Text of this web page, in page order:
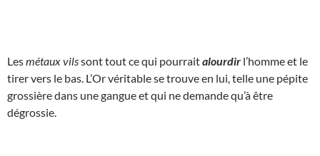
Lesmétaux vilssont tout ce qui pourraitalourdir l’homme et le
tirer vers le bas. L’Or véritable se trouve en lui, telle une pépite
grossière dans une gangue et qui ne demande qu’à être
dégrossie.